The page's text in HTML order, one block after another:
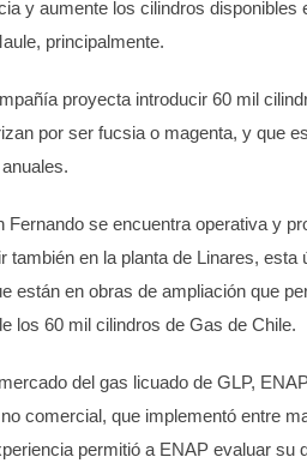
y aumente los cilindros disponibles
principalmente.
proyecta introducir 60 mil
por ser fucsia o magenta, y que
Fernando se encuentra operativa y
también en la planta de Linares, esta
están en obras de ampliación que
los 60 mil cilindros de Gas de Chile.
del gas licuado de GLP,
comercial, que implementó entre
permitió a ENAP evaluar su